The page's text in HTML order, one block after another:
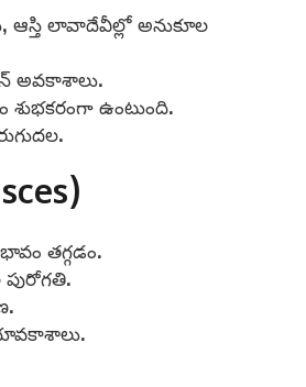
ఆస్తి లావాదేవీల్లో అనుకూల
అవకాశాలు.
శుభకరంగా ఉంటుంది.
తగ్గడం.